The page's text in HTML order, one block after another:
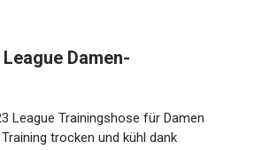
trocken und kühl dank
Bequem, strapazierfähig und mit